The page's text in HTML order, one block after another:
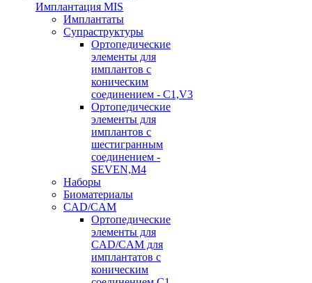
Имплантация MIS
Имплантаты
Супраструктуры
Ортопедические
элементы для
имплантов с
коническим
соединением - C1,V3
Ортопедические
элементы для
имплантов с
шестигранным
соединением -
SEVEN,M4
Наборы
Биоматериалы
CAD/CAM
Ортопедические
элементы для
CAD/CAM для
имплантатов с
коническим